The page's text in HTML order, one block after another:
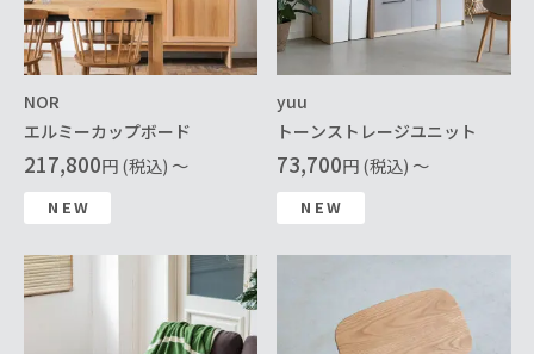
NOR
エルミーカップボード
217,800円 (税込) ～
NEW
yuu
トーンストレージユニット
73,700円 (税込) ～
NEW